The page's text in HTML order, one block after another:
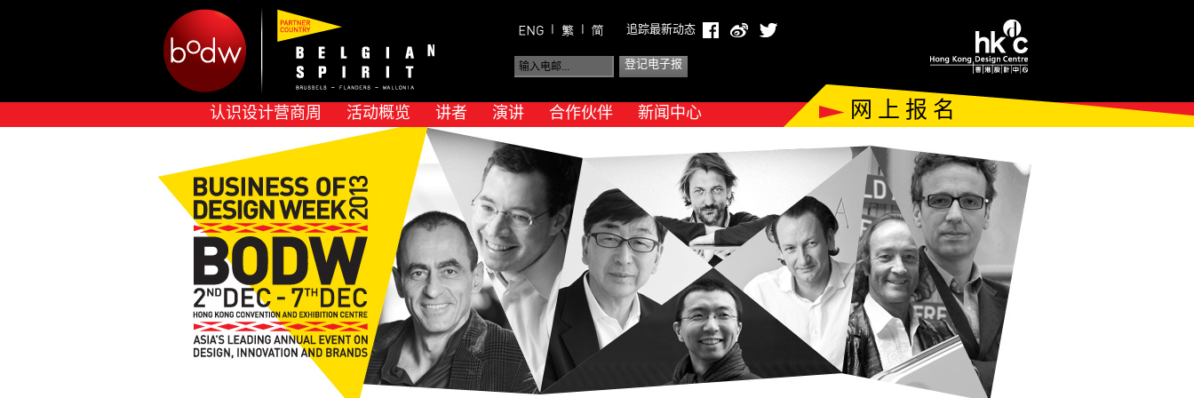
追踪最新动态
网 上 报 名
认识设计营商周 活动概览 讲者 演讲 合作伙伴 新闻中心